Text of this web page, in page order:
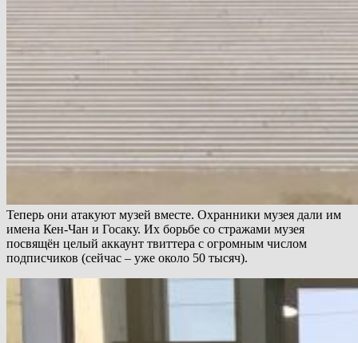
Теперь они атакуют музей вместе. Охранники музея дали им
имена Кен-Чан и Госаку. Их борьбе со стражами музея
посвящён целый аккаунт твиттера с огромным числом
подписчиков (сейчас – уже около 50 тысяч).